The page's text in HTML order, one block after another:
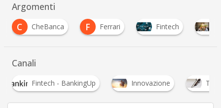
Argomenti
CheBanca F Ferrari Fintech Startup
Canali
Innovazione Trasformazione digitale e